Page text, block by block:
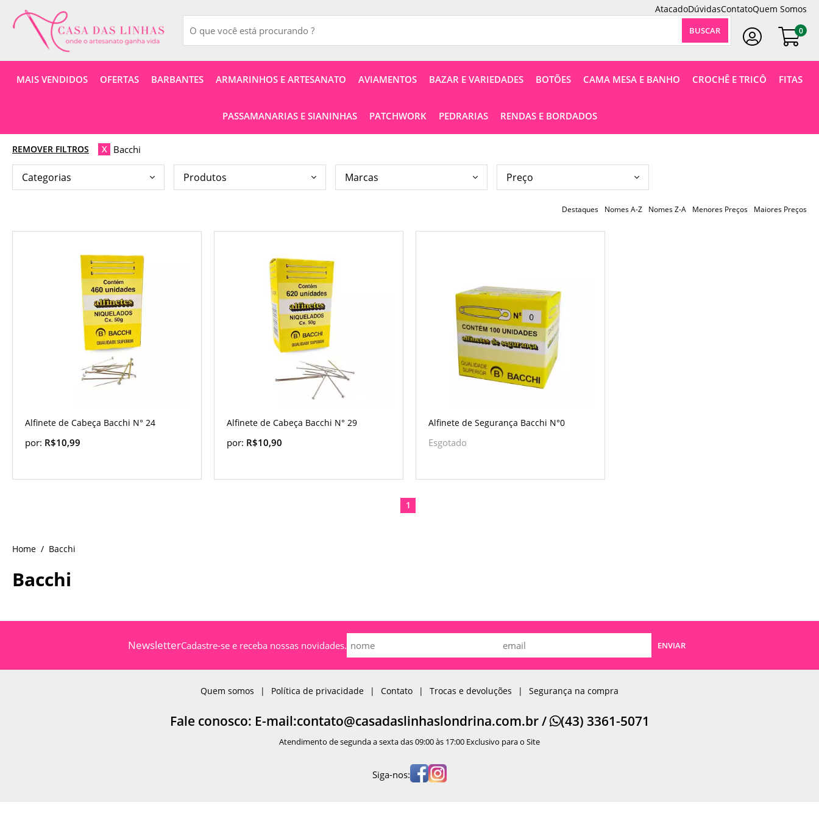
AtacadoDúvidasContatoQuem Somos
MAIS VENDIDOS OFERTAS BARBANTES ARMARINHOS E ARTESANATO AVIAMENTOS BAZAR E VARIEDADES BOTÕES CAMA MESA E BANHO CROCHÊ E TRICÔ FITAS
PASSAMANARIAS E SIANINHAS PATCHWORK PEDRARIAS RENDAS E BORDADOS
0
Bacchi
Bacchi
REMOVER FILTROS Bacchi
X
Destaques Nomes A-Z Nomes Z-A Menores Preços Maiores Preços
Alfinete de Cabeça Bacchi N° 24
por: R$10,99
Alfinete de Cabeça Bacchi N° 29
por: R$10,90
Alfinete de Segurança Bacchi N°0
Esgotado
1
NewsletterCadastre-se e receba nossas novidades. ENVIAR
Quem somos Política de privacidade Contato Trocas e devoluções Segurança na compra
Fale conosco: E-mail:contato@casadaslinhaslondrina.com.br / (43) 3361-5071
Atendimento de segunda a sexta das 09:00 às 17:00 Exclusivo para o Site
Siga-nos: